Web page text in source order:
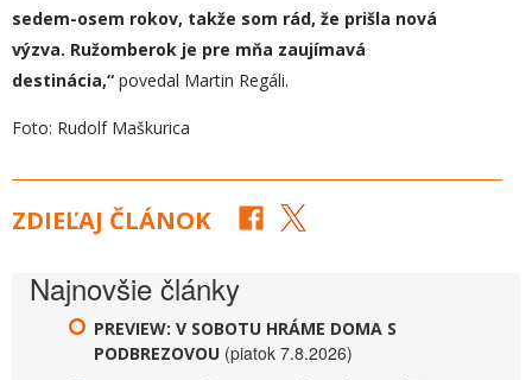
sedem-osem rokov, takže som rád, že prišla nová
výzva. Ružomberok je pre mňa zaujímavá
destinácia,“ povedal Martin Regáli.
Foto: Rudolf Maškurica
ZDIEĽAJ ČLÁNOK
Najnovšie články
PREVIEW: V SOBOTU HRÁME DOMA S
PODBREZOVOU (piatok 7.8.2026)